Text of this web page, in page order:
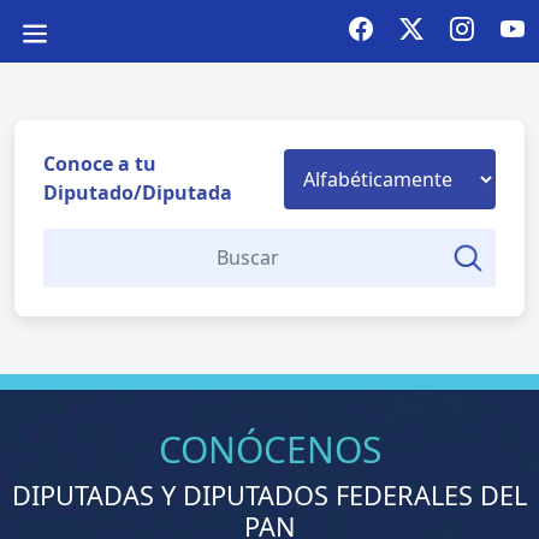
Conoce a tu
Diputado/Diputada
CONÓCENOS
DIPUTADAS Y DIPUTADOS FEDERALES DEL
PAN